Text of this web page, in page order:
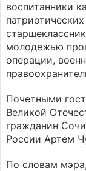
воспитанники
молодежью
операции,
Почетными
Великой
гражданин
России Артем
По словам